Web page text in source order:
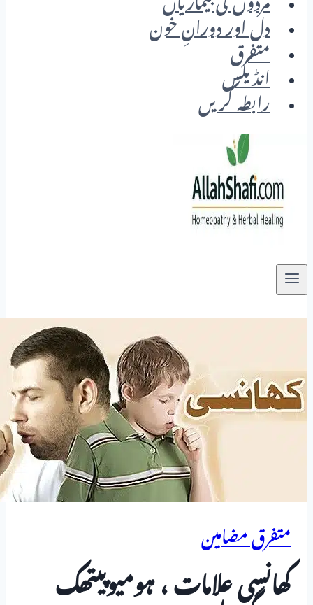
مردوں کی بیماریاں
دل اور دورانِ خون
متفرق
انڈیکس
رابطہ کریں
متفرق مضامین
کھانسی علامات ، ہومیوپیتھک